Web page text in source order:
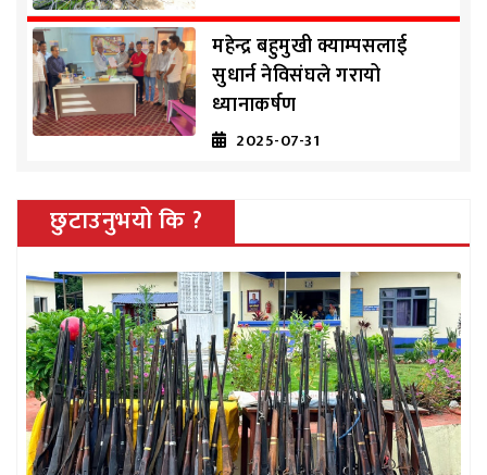
महेन्द्र बहुमुखी क्याम्पसलाई
सुधार्न नेविसंघले गरायो
ध्यानाकर्षण
2025-07-31
छुटाउनुभयो कि ?